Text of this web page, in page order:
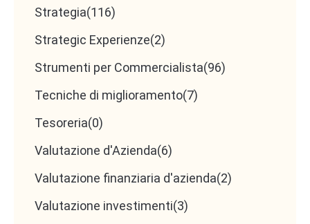
Strategia(116)
Strategic Experienze(2)
Strumenti per Commercialista(96)
Tecniche di miglioramento(7)
Tesoreria(0)
Valutazione d'Azienda(6)
Valutazione finanziaria d'azienda(2)
Valutazione investimenti(3)